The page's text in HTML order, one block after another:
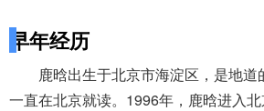
早年经历
鹿晗出生于北京市海淀区，是地
一直在北京就读。1996年，鹿晗进入